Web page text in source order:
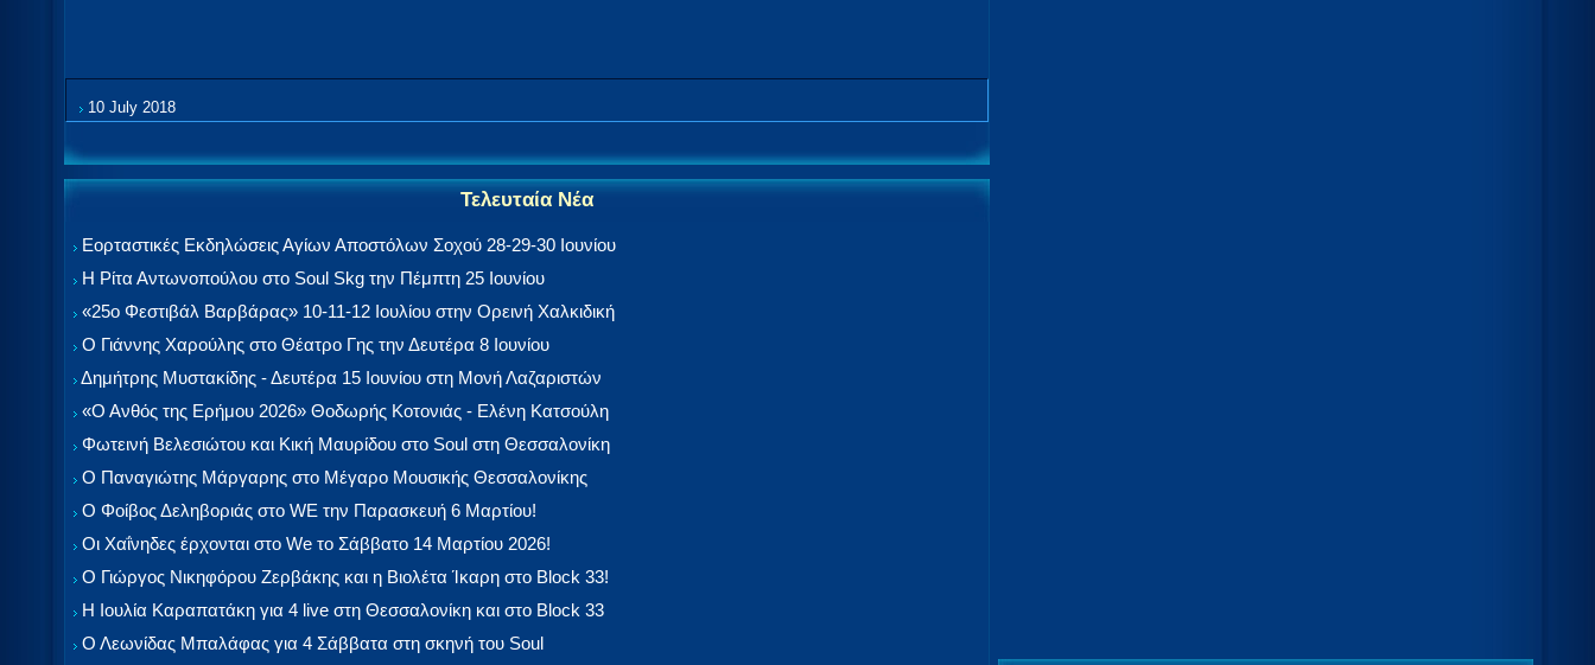
10 July 2018
Τελευταία Νέα
Εορταστικές Εκδηλώσεις Αγίων Αποστόλων Σοχού 28-29-30 Ιουνίου
Η Ρίτα Αντωνοπούλου στο Soul Skg την Πέμπτη 25 Ιουνίου
«25ο Φεστιβάλ Βαρβάρας» 10-11-12 Ιουλίου στην Ορεινή Χαλκιδική
Ο Γιάννης Χαρούλης στο Θέατρο Γης την Δευτέρα 8 Ιουνίου
Δημήτρης Μυστακίδης - Δευτέρα 15 Ιουνίου στη Μονή Λαζαριστών
«Ο Ανθός της Ερήμου 2026» Θοδωρής Κοτονιάς - Ελένη Κατσούλη
Φωτεινή Βελεσιώτου και Κική Μαυρίδου στο Soul στη Θεσσαλονίκη
Ο Παναγιώτης Μάργαρης στο Μέγαρο Μουσικής Θεσσαλονίκης
Ο Φοίβος Δεληβοριάς στο WE την Παρασκευή 6 Μαρτίου!
Οι Χαΐνηδες έρχονται στο We το Σάββατο 14 Μαρτίου 2026!
Ο Γιώργος Νικηφόρου Ζερβάκης και η Βιολέτα Ίκαρη στο Block 33!
Η Ιουλία Καραπατάκη για 4 live στη Θεσσαλονίκη και στο Block 33
Ο Λεωνίδας Μπαλάφας για 4 Σάββατα στη σκηνή του Soul